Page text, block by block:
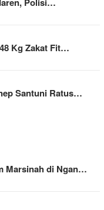
Kg Zakat Fit…
Santuni Ratus…
Marsinah di Ngan…